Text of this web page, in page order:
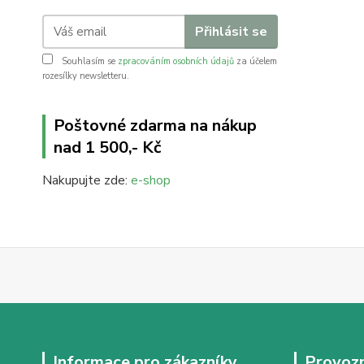
Přihlásit se
Souhlasím se zpracováním osobních údajů za účelem
rozesílky newsletteru.
Poštovné zdarma na nákup
nad 1 500,- Kč
Nakupujte zde: e-shop